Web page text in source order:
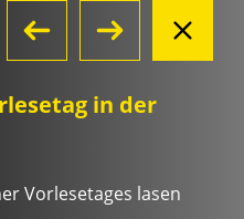
in der
Vorlesetages lasen